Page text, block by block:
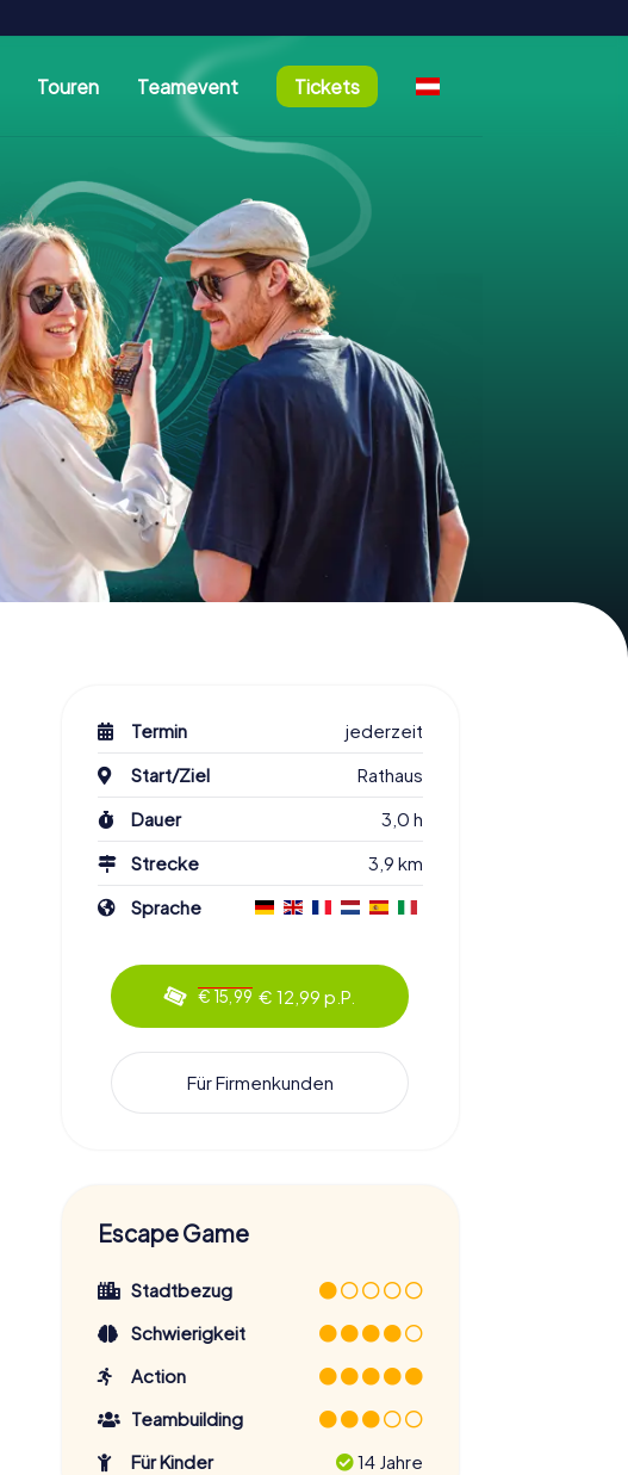
Touren Teamevent Tickets
Termin
jederzeit
Start/Ziel
Rathaus
Dauer
3,0 h
Strecke
3,9 km
Sprache
€ 15,99 € 12,99 p.P.
Für Firmenkunden
Escape Game
Stadtbezug
Schwierigkeit
Action
Teambuilding
Für Kinder
14 Jahre